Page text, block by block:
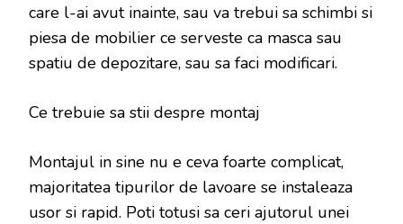
care l-ai avut inainte, sau va trebui sa schimbi si
piesa de mobilier ce serveste ca masca sau
spatiu de depozitare, sau sa faci modificari.
Ce trebuie sa stii despre montaj
Montajul in sine nu e ceva foarte complicat,
majoritatea tipurilor de lavoare se instaleaza
usor si rapid. Poti totusi sa ceri ajutorul unei